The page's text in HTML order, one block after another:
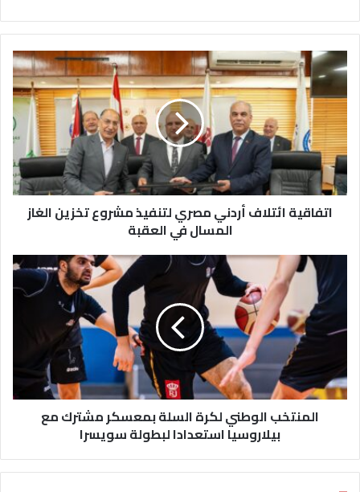
ا
ت
ف
ا
ق
ي
ة
ا
ئ
ف
ن
ص
ر
ن
اتفاقية ائتلاف أردني مصري لتنفيذ مشروع تخزين الغاز
المسال في العقبة
ت
ا
ل
ي
المنتخب الوطني لكرة السلة بمعسكر مشترك مع
بيلاروسيا استعدادا لبطولة سويسرا